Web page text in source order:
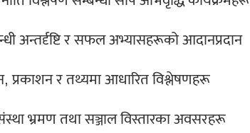
अन्तर्दृष्टि र सफल अभ्यासहरूको आदानप्रदान
र तथ्यमा आधारित विश्लेषणहरू
भ्रमण तथा सञ्जाल विस्तारका अवसरहरू